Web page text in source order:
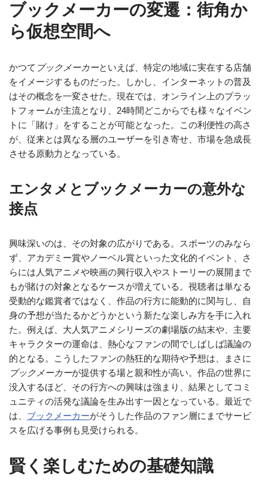
ブックメーカーの変遷：街角か
ら仮想空間へ
かつて ブックメーカーといえば、特定の地域に実在する店舗
をイメージするものだった。しかし、インターネットの普及
はその概念を一変させた。現在では、オンライン上のプラッ
トフォームが主流となり、24時間どこからでも様々なイベン
トに「賭け」をすることが可能となった。この利便性の高さ
が、従来とは異なる層のユーザーを引き寄せ、市場を急成長
させる原動力となっている。
エンタメとブックメーカーの意外な
接点
興味深いのは、その対象の広がりである。スポーツのみなら
ず、アカデミー賞やノーベル賞といった文化的イベント、さ
らには人気アニメや映画の興行収入やストーリーの展開まで
もが賭けの対象となるケースが増えている。視聴者は単なる
受動的な鑑賞者ではなく、作品の行方に能動的に関与し、自
身の予想が当たるかどうかという新たな楽しみ方を手に入れ
た。例えば、大人気アニメシリーズの劇場版の結末や、主要
キャラクターの運命は、熱心なファンの間でしばしば議論の
的となる。こうしたファンの熱狂的な期待や予想は、まさに
ブックメーカーが提供する場と親和性が高い。作品の世界に
没入するほど、その行方への興味は強まり、結果としてコミ
ュニティの活発な議論を生み出す一因となっている。最近で
は、 ブックメーカーがそうした作品のファン層にまでサービ
スを広げる事例も見受けられる。
賢く楽しむための基礎知識